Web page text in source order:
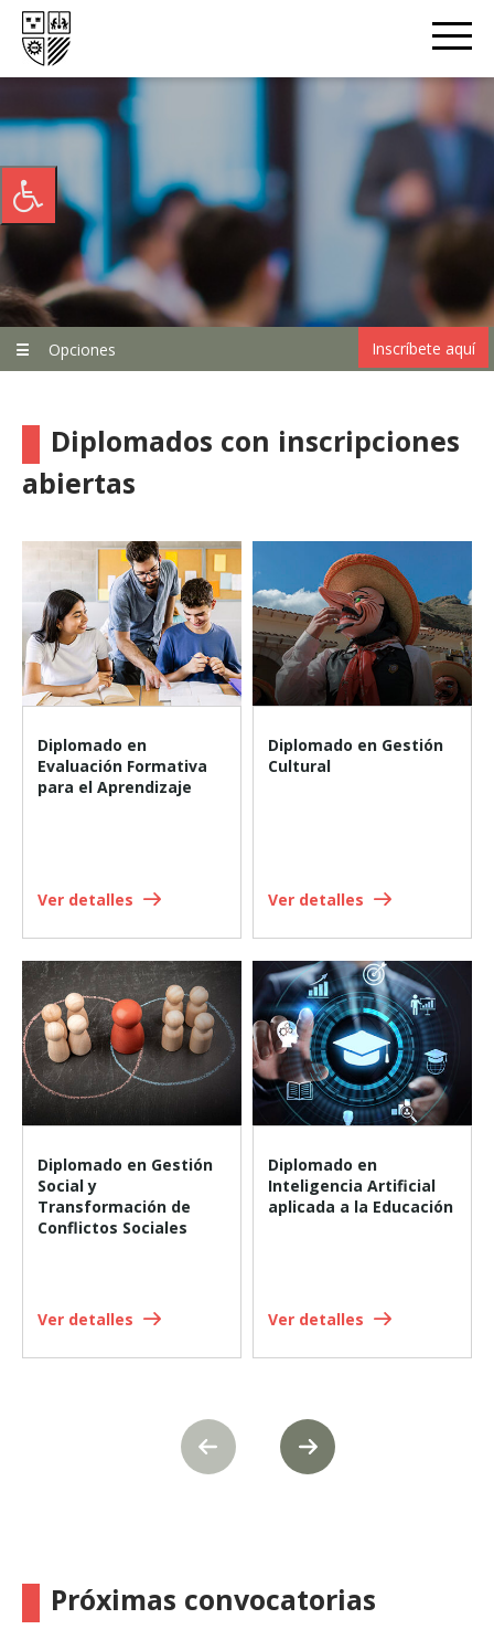
☰ Opciones Inscríbete aquí
Diplomados con inscripciones
abiertas
Diplomado en
Evaluación Formativa
para el Aprendizaje
Ver detalles
Diplomado en Gestión
Social y
Transformación de
Conflictos Sociales
Ver detalles
Diplomado en Gestión
Cultural
Ver detalles
Diplomado en
Inteligencia Artificial
aplicada a la Educación
Ver detalles
Próximas convocatorias